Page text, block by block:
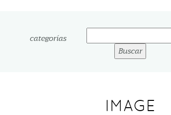
categorías
Buscar:
IMAGE